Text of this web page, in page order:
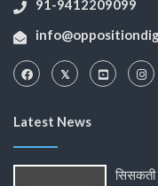
91-9412209099
Latest News
सिसकती